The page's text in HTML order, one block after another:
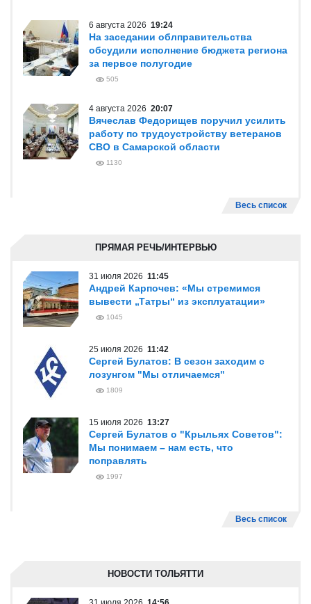
6 августа 2026 19:24
На заседании облправительства
обсудили исполнение бюджета региона
за первое полугодие
505
4 августа 2026 20:07
Вячеслав Федорищев поручил усилить
работу по трудоустройству ветеранов
СВО в Самарской области
1130
Весь список
ПРЯМАЯ РЕЧЬ/ИНТЕРВЬЮ
31 июля 2026 11:45
Андрей Карпочев: «Мы стремимся
вывести „Татры“ из эксплуатации»
1045
25 июля 2026 11:42
Сергей Булатов: В сезон заходим с
лозунгом "Мы отличаемся"
1809
15 июля 2026 13:27
Сергей Булатов о "Крыльях Советов":
Мы понимаем – нам есть, что
поправлять
1997
Весь список
НОВОСТИ ТОЛЬЯТТИ